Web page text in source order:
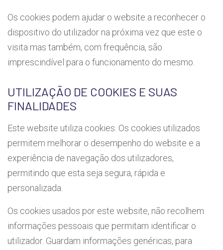
Os cookies podem ajudar o website a reconhecer o
dispositivo do utilizador na próxima vez que este o
visita mas também, com frequência, são
imprescindível para o funcionamento do mesmo.
UTILIZAÇÃO DE COOKIES E SUAS
FINALIDADES
Este website utiliza cookies. Os cookies utilizados
permitem melhorar o desempenho do website e a
experiência de navegação dos utilizadores,
permitindo que esta seja segura, rápida e
personalizada.
Os cookies usados por este website, não recolhem
informações pessoais que permitam identificar o
utilizador. Guardam informações genéricas, para